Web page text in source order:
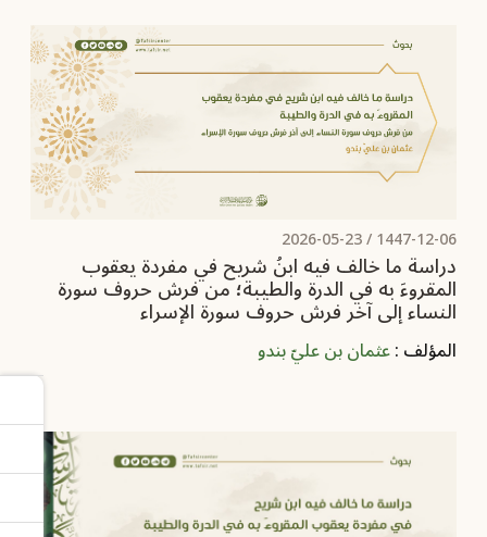
1447-12-06 /
2026-05-23
دراسة ما خالف فيه ابنُ شريح في مفردة يعقوب
المقروءَ به في الدرة والطيبة؛ من فرش حروف سورة
النساء إلى آخر فرش حروف سورة الإسراء
المؤلف :عثمان بن عليّ بندو